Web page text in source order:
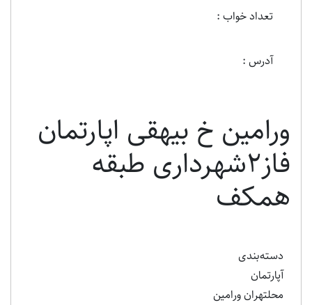
تعداد خواب :
آدرس :
ورامین خ بیهقی اپارتمان
فاز۲شهرداری طبقه
همکف
دسته‌بندی
آپارتمان
محلتهران ورامین